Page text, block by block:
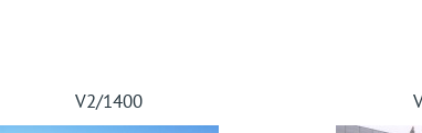
V2/1400